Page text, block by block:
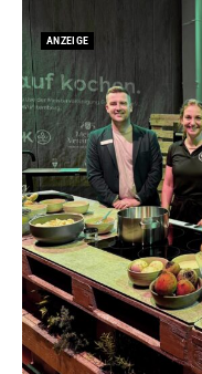
ANZEIGE